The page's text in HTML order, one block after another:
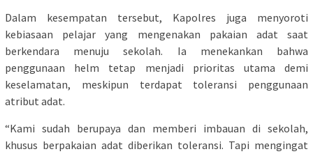
Dalam kesempatan tersebut, Kapolres juga menyoroti
kebiasaan pelajar yang mengenakan pakaian adat saat
berkendara menuju sekolah. Ia menekankan bahwa
penggunaan helm tetap menjadi prioritas utama demi
keselamatan, meskipun terdapat toleransi penggunaan
atribut adat.
“Kami sudah berupaya dan memberi imbauan di sekolah,
khusus berpakaian adat diberikan toleransi. Tapi mengingat